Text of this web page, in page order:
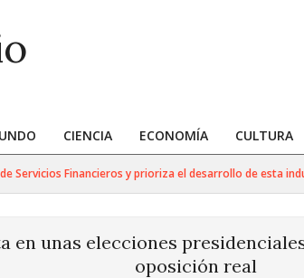
CIENCIA ECONOMÍA CULTURA
Financieros y prioriza el desarrollo de esta
en unas elecciones
oposición real